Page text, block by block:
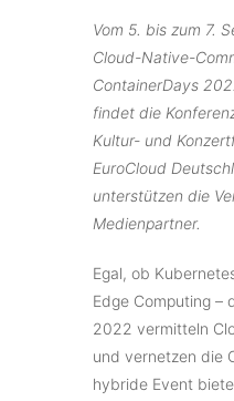
Vom 5. bis zum 7.
Cloud-Native-
ContainerDays
findet die
Kultur- und
EuroCloud
unterstützen die
Medienpartner.
Egal, ob
Edge Computing –
2022 vermitteln
und vernetzen die
hybride Event